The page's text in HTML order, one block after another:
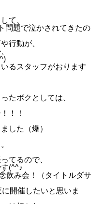
て、
問題で泣かされてきたの
行動が、
るスタッフがおります
たボクとしては、
！！
した（爆）
てるので、
(^^♪
飲み会！（タイトルダサ
開催したいと思いま